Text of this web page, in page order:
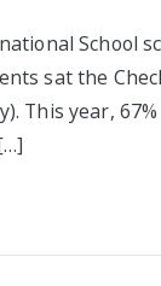
School
sat the
This year,